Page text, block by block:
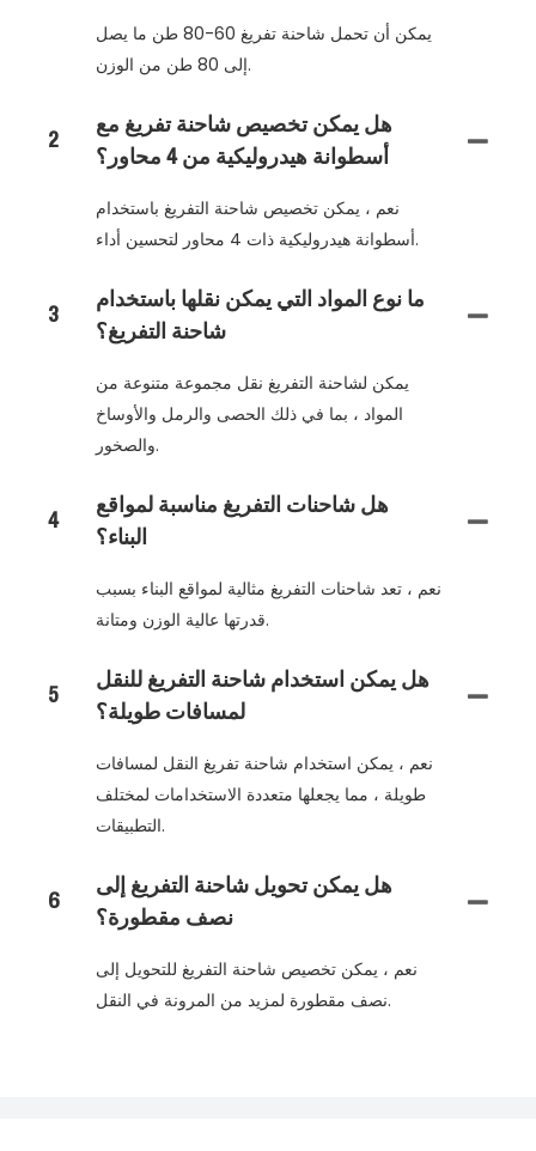
يمكن أن تحمل شاحنة تفريغ 60-80 طن ما يصل
إلى 80 طن من الوزن.
2
هل يمكن تخصيص شاحنة تفريغ مع
أسطوانة هيدروليكية من 4 محاور؟
نعم ، يمكن تخصيص شاحنة التفريغ باستخدام
أسطوانة هيدروليكية ذات 4 محاور لتحسين أداء.
3
ما نوع المواد التي يمكن نقلها باستخدام
شاحنة التفريغ؟
يمكن لشاحنة التفريغ نقل مجموعة متنوعة من
المواد ، بما في ذلك الحصى والرمل والأوساخ
والصخور.
4
هل شاحنات التفريغ مناسبة لمواقع
البناء؟
نعم ، تعد شاحنات التفريغ مثالية لمواقع البناء بسبب
قدرتها عالية الوزن ومتانة.
5
هل يمكن استخدام شاحنة التفريغ للنقل
لمسافات طويلة؟
نعم ، يمكن استخدام شاحنة تفريغ النقل لمسافات
طويلة ، مما يجعلها متعددة الاستخدامات لمختلف
التطبيقات.
6
هل يمكن تحويل شاحنة التفريغ إلى
نصف مقطورة؟
نعم ، يمكن تخصيص شاحنة التفريغ للتحويل إلى
نصف مقطورة لمزيد من المرونة في النقل.